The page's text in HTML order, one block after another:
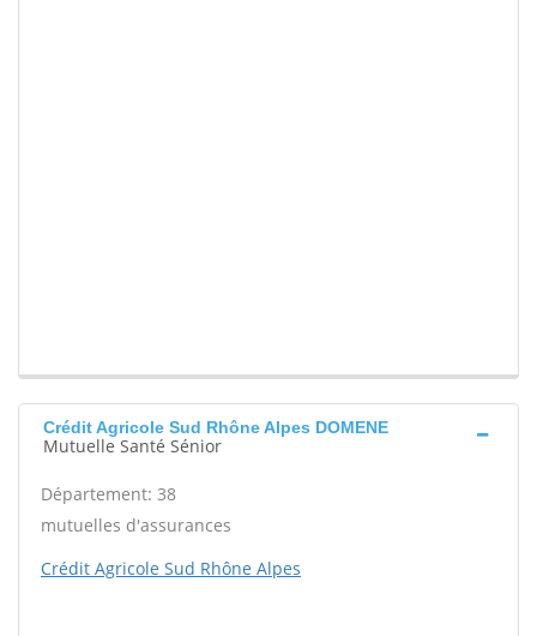
Crédit Agricole Sud Rhône Alpes DOMENE
Mutuelle Santé Sénior
Département: 38
mutuelles d'assurances
Crédit Agricole Sud Rhône Alpes